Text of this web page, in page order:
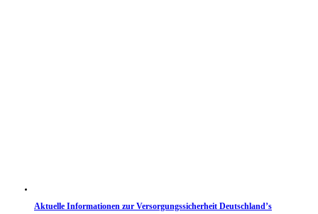
Aktuelle Informationen zur Versorgungssicherheit Deutschland’s